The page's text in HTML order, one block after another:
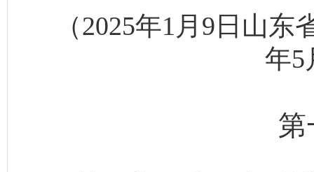
（2025年1月9日山
年5
第